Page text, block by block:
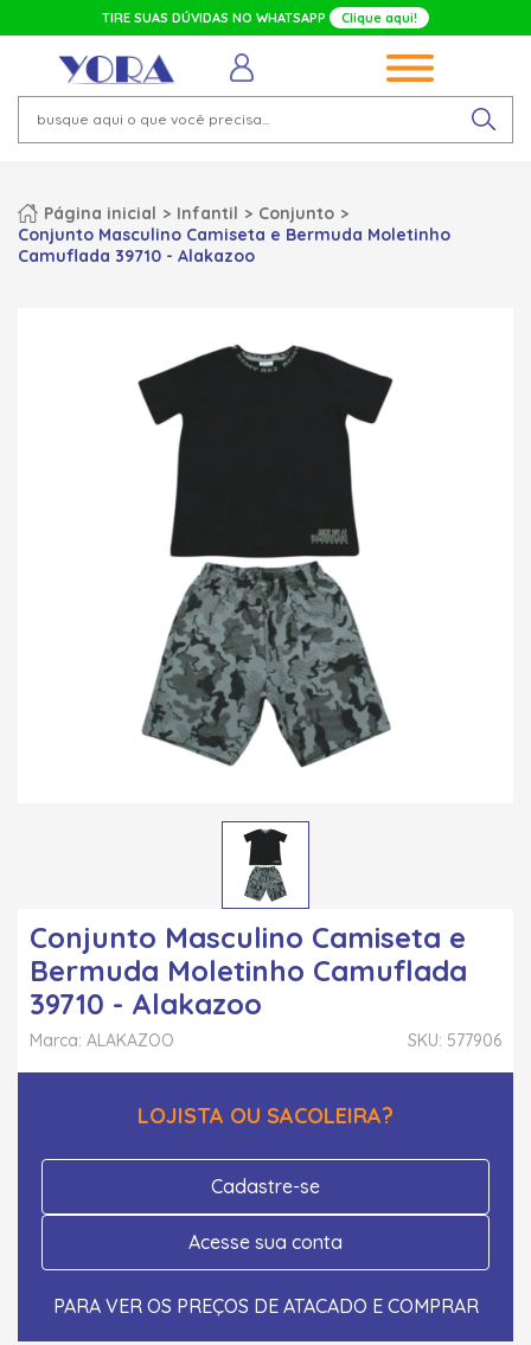
TIRE SUAS DÚVIDAS NO WHATSAPP Clique aqui!
Página inicial Infantil
Conjunto
Conjunto Masculino Camiseta e Bermuda Moletinho
Camuflada 39710 - Alakazoo
Conjunto Masculino Camiseta e
Bermuda Moletinho Camuflada
39710 - Alakazoo
SKU: 577906
Marca: ALAKAZOO
LOJISTA OU SACOLEIRA?
Cadastre-se
Acesse sua conta
PARA VER OS PREÇOS DE ATACADO E COMPRAR